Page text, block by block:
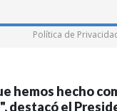
Política de
hemos hecho
destacó el